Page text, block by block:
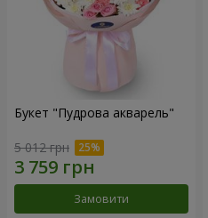
Букет "Пудрова акварель"
5 012 грн
Замовити